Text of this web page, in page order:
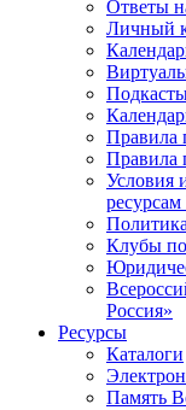
Ответы
Личный
Правила
Правила
Условия
Клубы
Россия»
Ресурсы
Каталоги
Память